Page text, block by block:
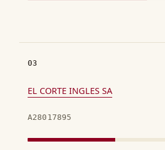
03
EL CORTE INGLES SA
A28017895